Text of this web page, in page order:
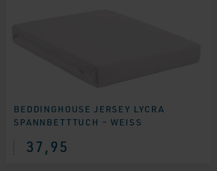
BEDDINGHOUSE JERSEY LYCRA
SPANNBETTTUCH – WEISS
37,95